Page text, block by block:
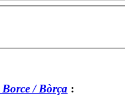
Borce / Bòrça :